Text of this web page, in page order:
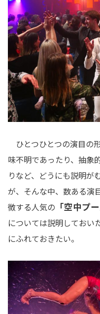
ひとつひとつの演目の
味不明であったり、抽象
りなど、どうにも説明が
が、そんな中、数ある演
徴する人気の
「空中プー
については説明しておい
にふれておきたい。